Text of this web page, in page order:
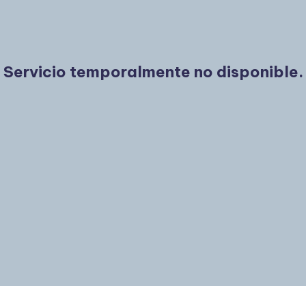
Servicio temporalmente no disponible.